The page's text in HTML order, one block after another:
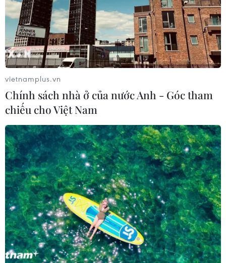
vietnamplus.vn
Chính sách nhà ở của nước Anh - Góc tham
chiếu cho Việt Nam